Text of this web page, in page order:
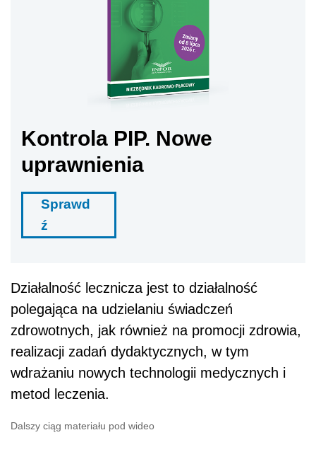
Kontrola PIP. Nowe
uprawnienia
Sprawd
ź
Działalność lecznicza jest to działalność
polegająca na udzielaniu świadczeń
zdrowotnych, jak również na promocji zdrowia,
realizacji zadań dydaktycznych, w tym
wdrażaniu nowych technologii medycznych i
metod leczenia.
Dalszy ciąg materiału pod wideo